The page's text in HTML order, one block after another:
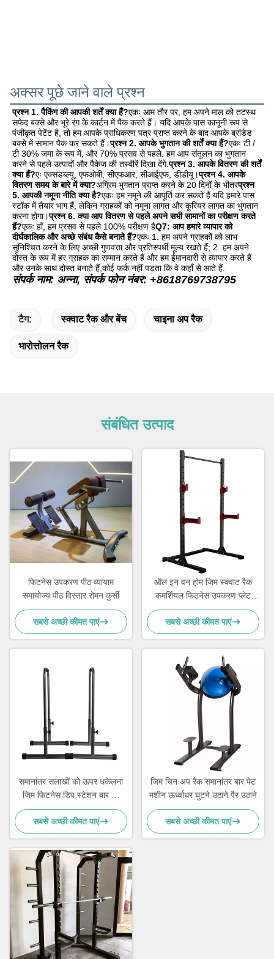
अक्सर पूछे जाने वाले प्रश्न
प्रश्न 1. पैकिंग की आपकी शर्तें क्या हैं?एकः आम तौर पर, हम अपने माल को तटस्थ
सफेद बक्से और भूरे रंग के कार्टन में पैक करते हैं। यदि आपके पास कानूनी रूप से
पंजीकृत पेटेंट है, तो हम आपके प्राधिकरण पत्र प्राप्त करने के बाद आपके ब्रांडेड
बक्से में सामान पैक कर सकते हैं।प्रश्न 2. आपके भुगतान की शर्तें क्या हैं?एकः टी /
टी 30% जमा के रूप में, और 70% प्रसव से पहले. हम आप संतुलन का भुगतान
करने से पहले उत्पादों और पैकेज की तस्वीरें दिखा देंगे.प्रश्न 3. आपके वितरण की शर्तें
क्या हैं?एः एक्सडब्ल्यू, एफओबी, सीएफआर, सीआईएफ, डीडीयू।प्रश्न 4. आपके
वितरण समय के बारे में क्या?अग्रिम भुगतान प्राप्त करने के 20 दिनों के भीतरप्रश्न
5. आपकी नमूना नीति क्या है?एकः हम नमूने की आपूर्ति कर सकते हैं यदि हमारे पास
स्टॉक में तैयार भाग हैं, लेकिन ग्राहकों को नमूना लागत और कूरियर लागत का भुगतान
करना होगा।प्रश्न 6. क्या आप वितरण से पहले अपने सभी सामानों का परीक्षण करते
हैं?एकः हाँ, हम प्रसव से पहले 100% परीक्षण हैQ7: आप हमारे व्यापार को
दीर्घकालिक और अच्छे संबंध कैसे बनाते हैं?एकः 1. हम अपने ग्राहकों को लाभ
सुनिश्चित करने के लिए अच्छी गुणवत्ता और प्रतिस्पर्धी मूल्य रखते हैं; 2. हम अपने
दोस्त के रूप में हर ग्राहक का सम्मान करते हैं और हम ईमानदारी से व्यापार करते हैं
और उनके साथ दोस्त बनाते हैं,कोई फर्क नहीं पड़ता कि वे कहाँ से आते हैं.
संपर्क नाम: अन्ना, संपर्क फोन नंबर: +8618769738795
टैग: स्क्वाट रैक और बेंच चाइना अप रैक
भारोत्तोलन रैक
संबंधित उत्पाद
फिटनेस उपकरण पीठ व्यायाम
समायोज्य पीठ विस्तार रोमन कुर्सी
सबसे अच्छी कीमत पाएं
ऑल इन वन होम जिम स्क्वाट रैक
कमर्शियल फिटनेस उपकरण प्लेट
लोडेड मशीनें
सबसे अच्छी कीमत पाएं
समानांतर सलाखों को ऊपर धकेलना
जिम फिटनेस डिप स्टेशन बार को
ऊपर धकेलना
सबसे अच्छी कीमत पाएं
जिम चिन अप रैक समानांतर बार पेट
मशीन ऊर्ध्वाधर घुटने उठाने पैर उठाने
सबसे अच्छी कीमत पाएं